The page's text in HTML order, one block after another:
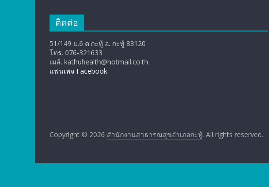
ติดต่อ
51/149 ม.6 ต.กะทู้ อ. กะทู้ 83120
โทร. 076-321633
เมล์. kathuhealth@hotmail.co.th
แฟนเพจ Facebook
Copyright © 2026 สำนักงานสาธารณสุขอำเภอกะทู้. All rights reserved.